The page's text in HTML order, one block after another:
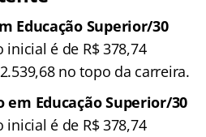
Educação Superior/30
é de R$ 378,74
no topo da carreira.
em Educação Superior/30
é de R$ 378,74